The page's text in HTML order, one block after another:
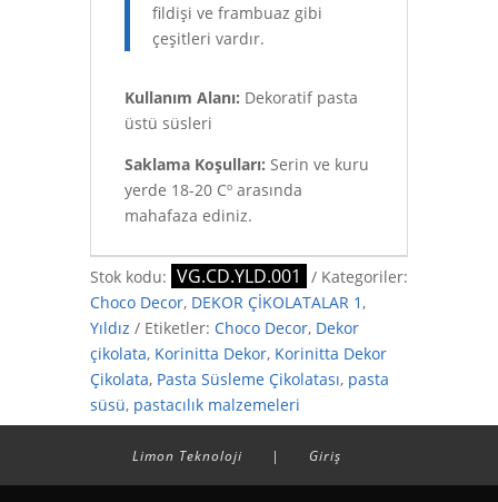
fildişi ve frambuaz gibi
çeşitleri vardır.
Kullanım Alanı: Dekoratif pasta
üstü süsleri
Saklama Koşulları: Serin ve kuru
yerde 18-20 Cº arasında
mahafaza ediniz.
Stok kodu: VG.CD.YLD.001
Kategoriler:
Choco Decor, DEKOR ÇİKOLATALAR 1,
Yıldız
Etiketler: Choco Decor, Dekor
çikolata, Korinitta Dekor, Korinitta Dekor
Çikolata, Pasta Süsleme Çikolatası, pasta
süsü, pastacılık malzemeleri
Limon Teknoloji | Giriş